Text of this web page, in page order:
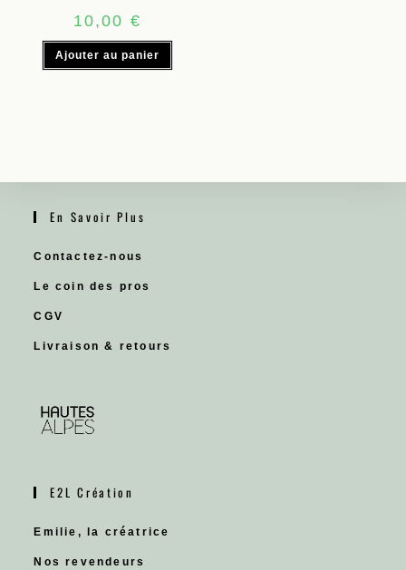
10,00 €
Ajouter au panier
En Savoir Plus
Contactez-nous
Le coin des pros
CGV
Livraison & retours
E2L Création
Emilie, la créatrice
Nos revendeurs